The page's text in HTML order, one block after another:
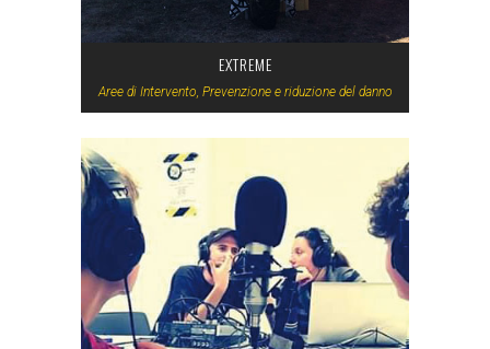
EXTREME
Aree di Intervento, Prevenzione e riduzione del danno